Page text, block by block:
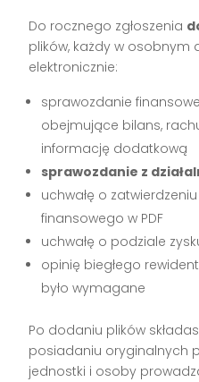
Do rocznego zgłoszenia
plików, każdy w
elektronicznie:
sprawozdanie
obejmujące bilans,
informację dodatkową
sprawozdanie z
uchwałę o
finansowego w PDF
uchwałę o podziale
opinię biegłego
było wymagane
Po dodaniu plików
posiadaniu oryginalnych
jednostki i osoby